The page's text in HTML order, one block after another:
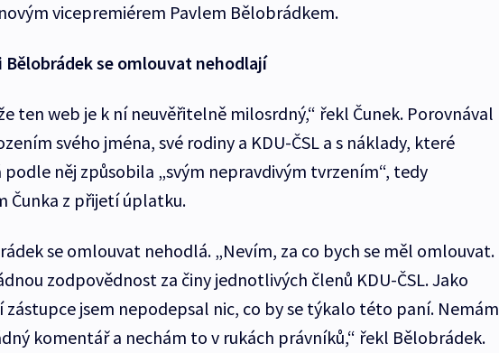
vicepremiérem Pavlem Bělobrádkem.
Bělobrádek se omlouvat nehodlají
ten web je k ní neuvěřitelně milosrdný,“ řekl Čunek. Porovnával
svého jména, své rodiny a KDU-ČSL a s náklady, které
podle něj způsobila „svým nepravdivým tvrzením“, tedy
Čunka z přijetí úplatku.
se omlouvat nehodlá. „Nevím, za co bych se měl omlouvat.
zodpovědnost za činy jednotlivých členů KDU-ČSL. Jako
jsem nepodepsal nic, co by se týkalo této paní. Nemám
komentář a nechám to v rukách právníků,“ řekl Bělobrádek.